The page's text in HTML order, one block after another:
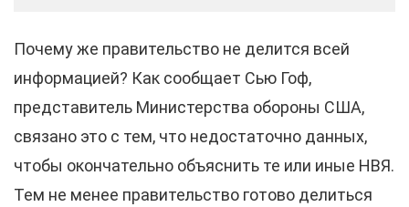
Почему же правительство не делится всей
информацией? Как сообщает Сью Гоф,
представитель Министерства обороны США,
связано это с тем, что недостаточно данных,
чтобы окончательно объяснить те или иные НВЯ.
Тем не менее правительство готово делиться